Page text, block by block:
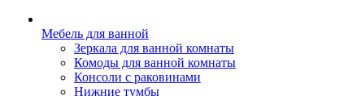
Мебель для ванной
Зеркала для ванной комнаты
Комоды для ванной комнаты
Консоли с раковинами
Нижние тумбы